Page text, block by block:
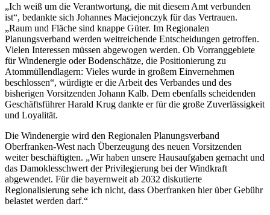
„Ich weiß um die Verantwortung, die mit diesem Amt verbunden
ist“, bedankte sich Johannes Maciejonczyk für das Vertrauen.
„Raum und Fläche sind knappe Güter. Im Regionalen
Planungsverband werden weitreichende Entscheidungen getroffen.
Vielen Interessen müssen abgewogen werden. Ob Vorranggebiete
für Windenergie oder Bodenschätze, die Positionierung zu
Atommüllendlagern: Vieles wurde in großem Einvernehmen
beschlossen“, würdigte er die Arbeit des Verbandes und des
bisherigen Vorsitzenden Johann Kalb. Dem ebenfalls scheidenden
Geschäftsführer Harald Krug dankte er für die große Zuverlässigkeit
und Loyalität.
Die Windenergie wird den Regionalen Planungsverband
Oberfranken-West nach Überzeugung des neuen Vorsitzenden
weiter beschäftigten. „Wir haben unsere Hausaufgaben gemacht und
das Damoklesschwert der Privilegierung bei der Windkraft
abgewendet. Für die bayernweit ab 2032 diskutierte
Regionalisierung sehe ich nicht, dass Oberfranken hier über Gebühr
belastet werden darf.“